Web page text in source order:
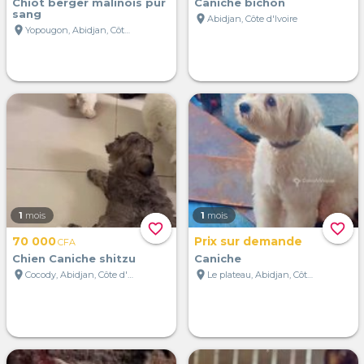
sang
location_on
Yopougon, Abidjan, Côte d'Ivoire
location_on Abidjan, Côte d'Ivoire
favorite_border
1 mois
70 000CFA
Chien Caniche shitzu
location_on
Cocody, Abidjan, Côte d'Ivoire
favorite_border
1 mois
Prix sur demande
Caniche
location_on
Le plateau, Abidjan, Côte d'Ivoire